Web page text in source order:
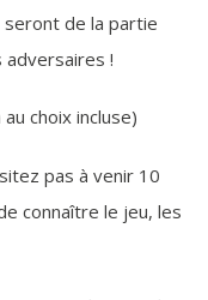
de la partie
!
choix incluse)
pas à venir 10
connaître le jeu, les